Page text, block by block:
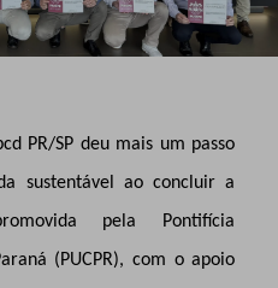
PR/SP deu mais um passo
sustentável ao concluir a
pela Pontifícia
(PUCPR), com o apoio